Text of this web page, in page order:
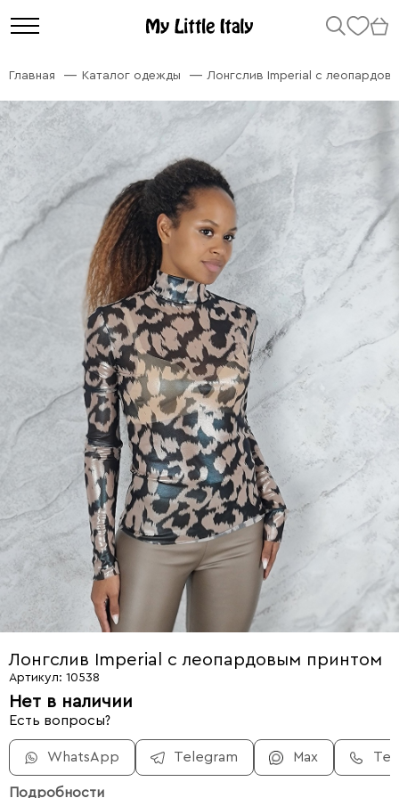
Главная Каталог одежды Лонгслив Imperial с
Лонгслив Imperial с леопардовым принтом
Артикул: 10538
Нет в наличии
Есть вопросы?
WhatsApp Telegram Max
Подробности